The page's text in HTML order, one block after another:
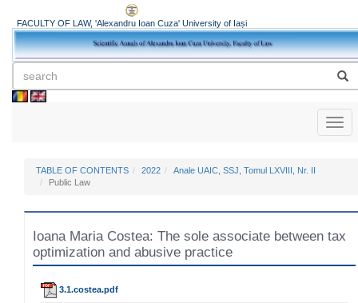
FACULTY OF LAW, 'Alexandru Ioan Cuza' University of Iași
TABLE OF CONTENTS 2022
Anale UAIC, SSJ, Tomul LXVIII, Nr. II
Public Law
Ioana Maria Costea: The sole associate between tax
optimization and abusive practice
3.1.costea.pdf